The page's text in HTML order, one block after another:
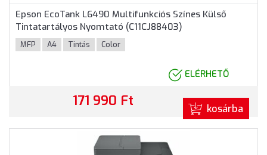
Epson EcoTank L6490 Multifunkciós Színes Külső
Tintatartályos Nyomtató (C11CJ88403)
MFP A4 Tintás Color
ELÉRHETŐ
171 990 Ft kosárba